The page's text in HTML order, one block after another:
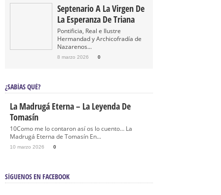
Septenario A La Virgen De
La Esperanza De Triana
Pontificia, Real e Ilustre
Hermandad y Archicofradía de
Nazarenos...
8 marzo 2026 0
¿SABÍAS QUÉ?
La Madrugá Eterna – La Leyenda De
Tomasín
10Como me lo contaron así os lo cuento… La
Madrugá Eterna de Tomasín En...
10 marzo 2026 0
SÍGUENOS EN FACEBOOK